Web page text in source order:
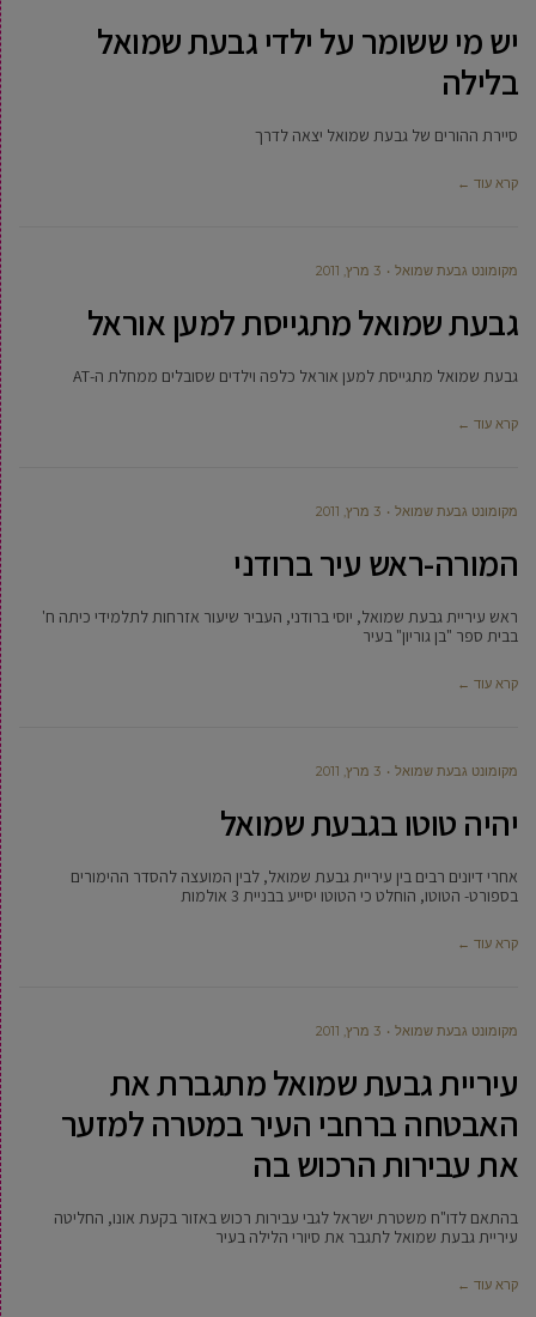
יש מי ששומר על ילדי גבעת שמואל
בלילה
סיירת ההורים של גבעת שמואל יצאה לדרך
קרא עוד ←
מקומונט גבעת שמואל 3 מרץ, 2011
גבעת שמואל מתגייסת למען אוראל
גבעת שמואל מתגייסת למען אוראל כלפה וילדים שסובלים ממחלת ה-AT
קרא עוד ←
מקומונט גבעת שמואל 3 מרץ, 2011
המורה-ראש עיר ברודני
ראש עיריית גבעת שמואל, יוסי ברודני, העביר שיעור אזרחות לתלמידי כיתה ח'
בבית ספר "בן גוריון" בעיר
קרא עוד ←
מקומונט גבעת שמואל 3 מרץ, 2011
יהיה טוטו בגבעת שמואל
אחרי דיונים רבים בין עיריית גבעת שמואל, לבין המועצה להסדר ההימורים
בספורט- הטוטו, הוחלט כי הטוטו יסייע בבניית 3 אולמות
קרא עוד ←
מקומונט גבעת שמואל 3 מרץ, 2011
עיריית גבעת שמואל מתגברת את
האבטחה ברחבי העיר במטרה למזער
את עבירות הרכוש בה
בהתאם לדו"ח משטרת ישראל לגבי עבירות רכוש באזור בקעת אונו, החליטה
עיריית גבעת שמואל לתגבר את סיורי הלילה בעיר
קרא עוד ←